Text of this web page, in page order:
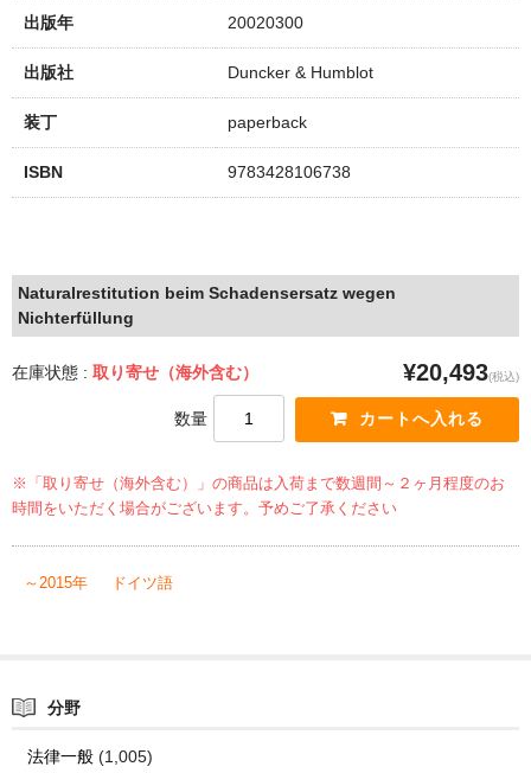
出版年 20020300
出版社 Duncker & Humblot
装丁 paperback
ISBN 9783428106738
Naturalrestitution beim Schadensersatz wegen
Nichterfüllung
在庫状態 : 取り寄せ（海外含む） ¥20,493(税込)
数量
※「取り寄せ（海外含む）」の商品は入荷まで数週間～２ヶ月程度のお
時間をいただく場合がございます。予めご了承ください
～2015年 ドイツ語
分野
法律一般(1,005)